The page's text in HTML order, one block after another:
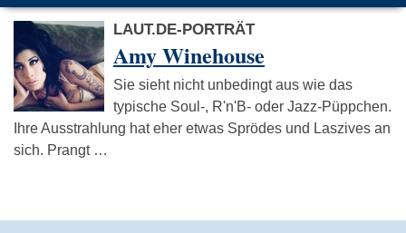
LAUT.DE-PORTRÄT
Amy Winehouse
Sie sieht nicht unbedingt aus wie das
typische Soul-, R'n'B- oder Jazz-Püppchen.
Ihre Ausstrahlung hat eher etwas Sprödes und Laszives an
sich. Prangt …